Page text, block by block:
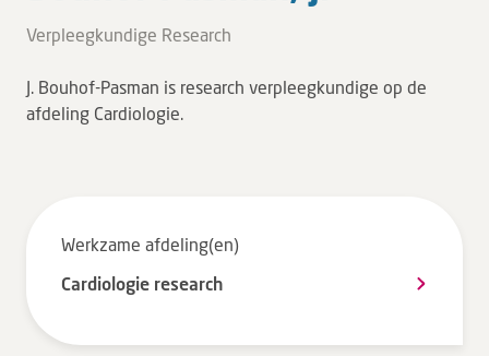
Tarieven en vergoeding
Uw gegevens
Werken bij DZ
Leren
Verpleegkundige Research
J. Bouhof-Pasman is research verpleegkundige op de
afdeling Cardiologie.
Werkzame afdeling(en)
Cardiologie research